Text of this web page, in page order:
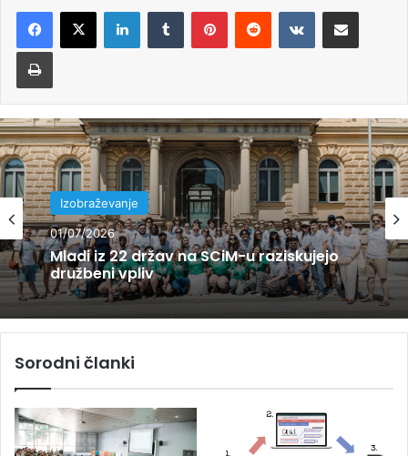
Izobraževanje
01/07/2026
Mladi iz 22 držav na SCiM-u raziskujejo
družbeni vpliv
Sorodni članki